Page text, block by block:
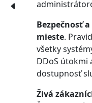
Bezpečnosť
mieste.
všetky
DDoS útokmi
dostupnosť
Živá